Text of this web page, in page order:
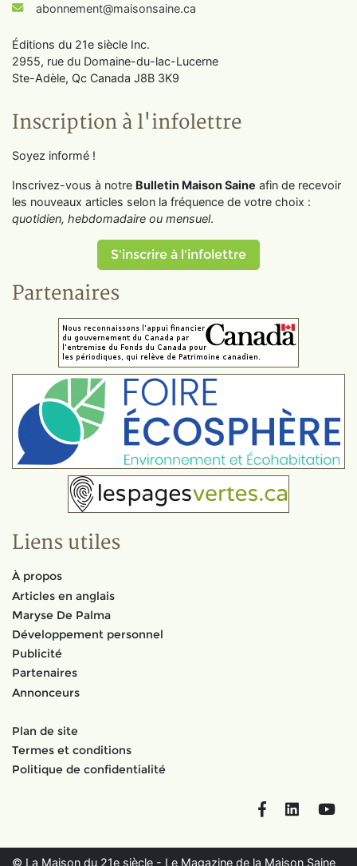
abonnement@maisonsaine.ca
Éditions du 21e siècle Inc.
2955, rue du Domaine-du-lac-Lucerne
Ste-Adèle, Qc Canada J8B 3K9
Inscription à l'infolettre
Soyez informé !
Inscrivez-vous à notre Bulletin Maison Saine afin de recevoir
les nouveaux articles selon la fréquence de votre choix :
quotidien, hebdomadaire ou mensuel.
S'inscrire à l'infolettre
Partenaires
Liens utiles
À propos
Articles en anglais
Maryse De Palma
Développement personnel
Publicité
Partenaires
Annonceurs
Plan de site
Termes et conditions
Politique de confidentialité
FacebookLinkedIn
© La Maison du 21e siècle - Le Magazine de la Maison Saine